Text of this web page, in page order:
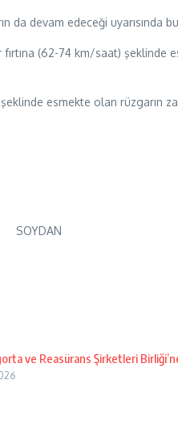
da devam edeceği uyarısında
(62-74 km/saat)
esmekte olan rüzgarın
ve Reasürans Şirketleri